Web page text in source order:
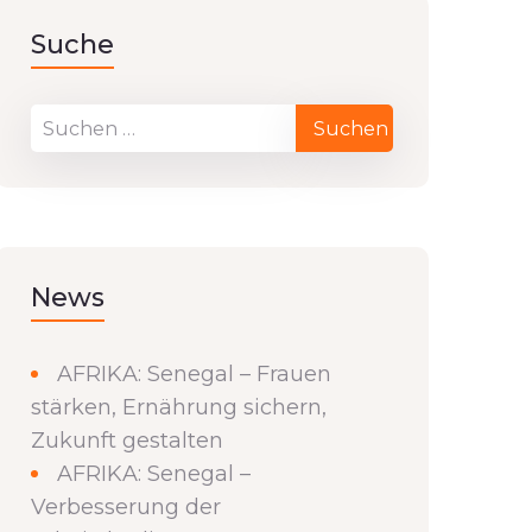
Suche
News
AFRIKA: Senegal – Frauen
stärken, Ernährung sichern,
Zukunft gestalten
AFRIKA: Senegal –
Verbesserung der